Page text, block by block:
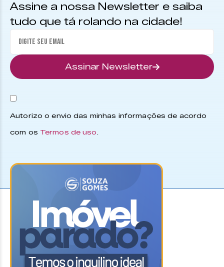
Assine a nossa Newsletter e saiba
tudo que tá rolando na cidade!
Assinar Newsletter
Autorizo o envio das minhas informações de acordo
com os Termos de uso.